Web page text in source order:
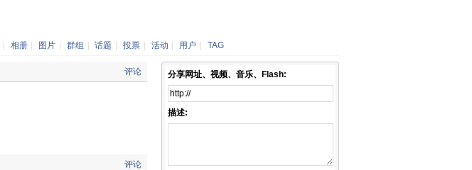
相册 图片 群组 话题 投票 活动 用户 TAG
评论
评论
分享网址、视频、音乐、Flash:
描述: